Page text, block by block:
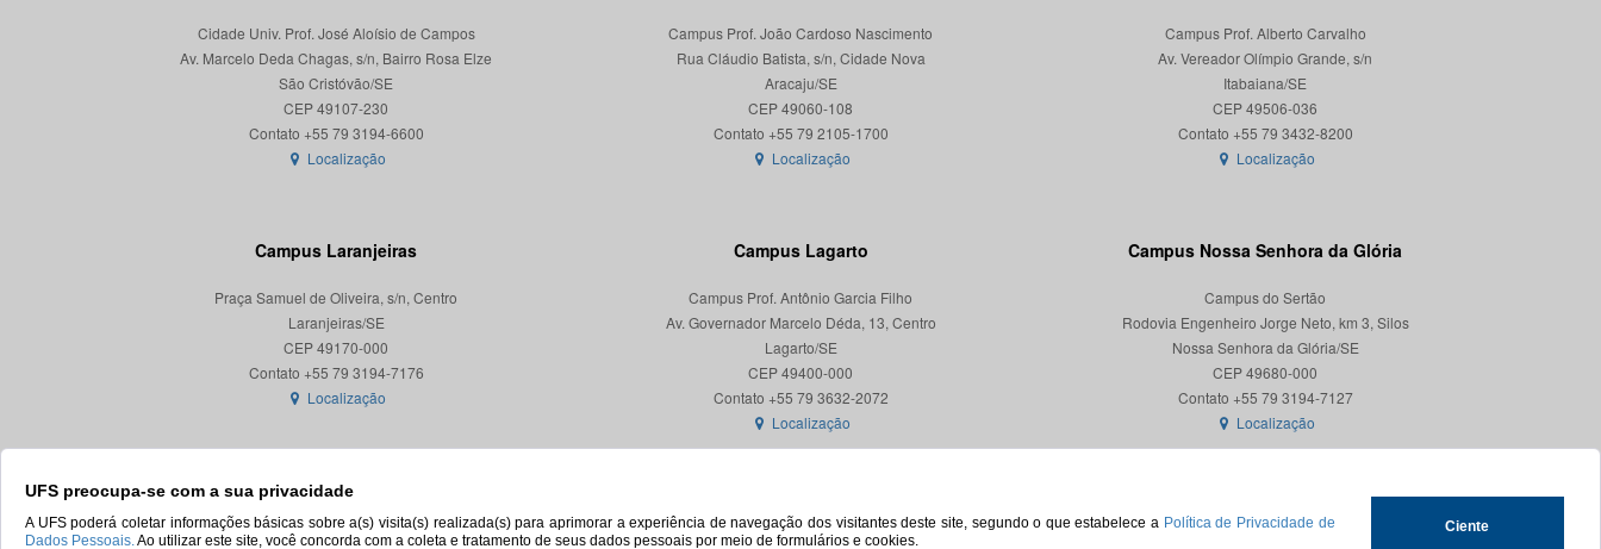
UFS preocupa-se com a sua privacidade
A UFS poderá coletar informações básicas sobre a(s) visita(s) realizada(s) para aprimorar a experiência de navegação dos visitantes deste site, segundo o que estabelece a Política de Privacidade de
Dados Pessoais.Ao utilizar este site, você concorda com a coleta e tratamento de seus dados pessoais por meio de formulários e cookies.
Ciente
Cidade Univ. Prof. José Aloísio de Campos
Av. Marcelo Deda Chagas, s/n, Bairro Rosa Elze
São Cristóvão/SE
CEP 49107-230
Localização
Campus Prof. João Cardoso Nascimento
Rua Cláudio Batista, s/n, Cidade Nova
Aracaju/SE
CEP 49060-108
Localização
Campus Prof. Alberto Carvalho
Av. Vereador Olímpio Grande, s/n
Itabaiana/SE
CEP 49506-036
Localização
Campus Laranjeiras
Praça Samuel de Oliveira, s/n, Centro
Laranjeiras/SE
CEP 49170-000
Localização
Campus Lagarto
Campus Prof. Antônio Garcia Filho
Av. Governador Marcelo Déda, 13, Centro
Lagarto/SE
CEP 49400-000
Localização
Campus Nossa Senhora da Glória
Campus do Sertão
Rodovia Engenheiro Jorge Neto, km 3, Silos
Nossa Senhora da Glória/SE
CEP 49680-000
Contato +55 79 3194-7127
Localização